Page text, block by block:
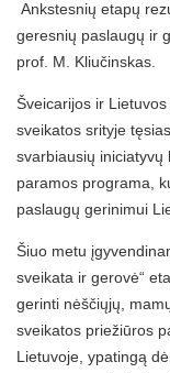
Ankstesnių etapų
geresnių paslaugų ir
prof. M. Kliučinskas.
Šveicarijos ir
sveikatos srityje
svarbiausių
paramos programa,
paslaugų gerinimui
Šiuo metu
sveikata ir gerovė“
gerinti nėščiųjų,
sveikatos priežiūros
Lietuvoje, ypatingą